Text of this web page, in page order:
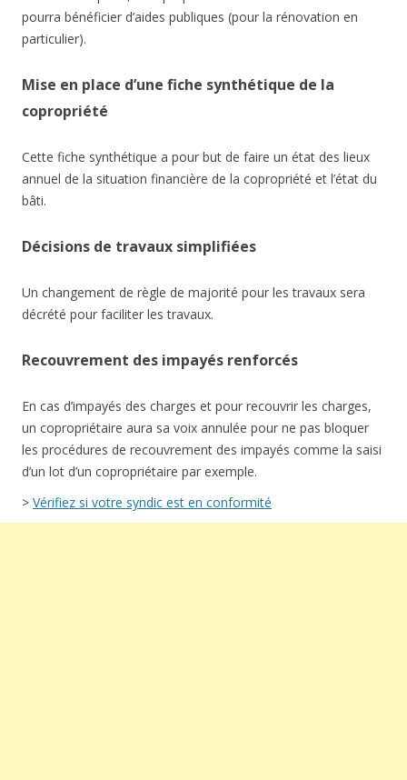
pourra bénéficier d’aides publiques (pour la rénovation en
particulier).
Mise en place d’une fiche synthétique de la
copropriété
Cette fiche synthétique a pour but de faire un état des lieux
annuel de la situation financière de la copropriété et l’état du
bâti.
Décisions de travaux simplifiées
Un changement de règle de majorité pour les travaux sera
décrété pour faciliter les travaux.
Recouvrement des impayés renforcés
En cas d’impayés des charges et pour recouvrir les charges,
un copropriétaire aura sa voix annulée pour ne pas bloquer
les procédures de recouvrement des impayés comme la saisi
d’un lot d’un copropriétaire par exemple.
> Vérifiez si votre syndic est en conformité